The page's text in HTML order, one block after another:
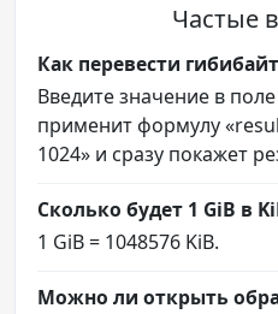
Частые
Как перевести
Введите значение в
применит формулу
1024» и сразу покажет
Сколько будет 1 GiB в
1 GiB = 1048576 KiB.
Можно ли открыть